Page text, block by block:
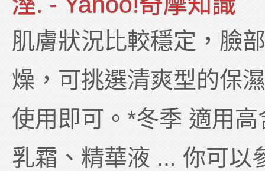
肌膚狀況比較穩定，臉
燥，可挑選清爽型的保
使用即可。*冬季 適用
乳霜、精華液 ... 你可以